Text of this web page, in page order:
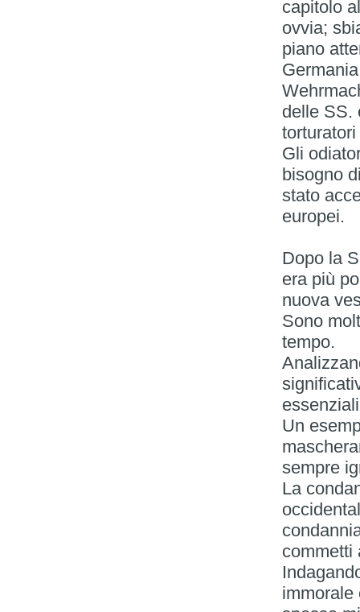
capitolo
ovvia;
piano
delle SS.
Gli
bisogno
stato
europei.
Dopo la
era più
nuova
Sono
tempo.
Un
sempre
La
commetti
immorale